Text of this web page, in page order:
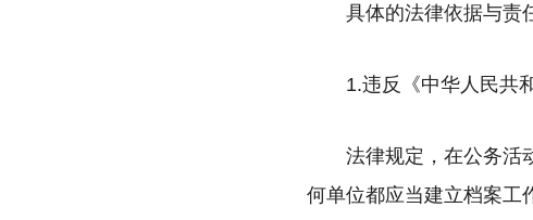
具体的法律依据与责
1.违反《中华人民共
法律规定，在公务活
何单位都应当建立档案工